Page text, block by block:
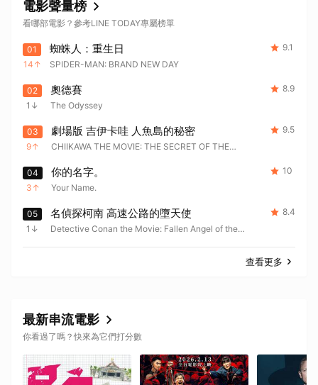
電影聲量榜
看哪部電影？參考LINE TODAY專屬榜單
01
14
蜘蛛人：重生日
SPIDER-MAN: BRAND NEW DAY
9.1
02
1
奧德賽
The Odyssey
8.9
03
9
劇場版 吉伊卡哇 人魚島的秘密
CHIIKAWA THE MOVIE: THE SECRET OF THE
9.5
04
3
你的名字。
Your Name.
10
05
1
名偵探柯南 高速公路的墮天使
Detective Conan the Movie: Fallen Angel of the
8.4
查看更多
最新串流電影
你看過了嗎？快來為它們打分數